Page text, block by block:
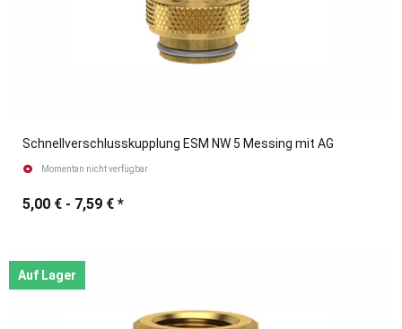
Schnellverschlusskupplung ESM NW 5 Messing mit AG
Momentan nicht verfügbar
5,00 € - 7,59 € *
Auf Lager